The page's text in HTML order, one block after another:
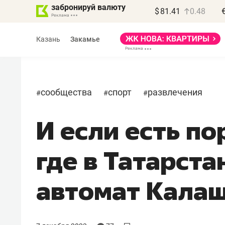
забронируй валюту $ 81.41 0.48
Казань Закамье
#сообщества #спорт #развлечения
И если есть
где в
автомат
Василь Мазитов
МАРТ
«Не зная местных
правил, бизнес может
потерять минимум